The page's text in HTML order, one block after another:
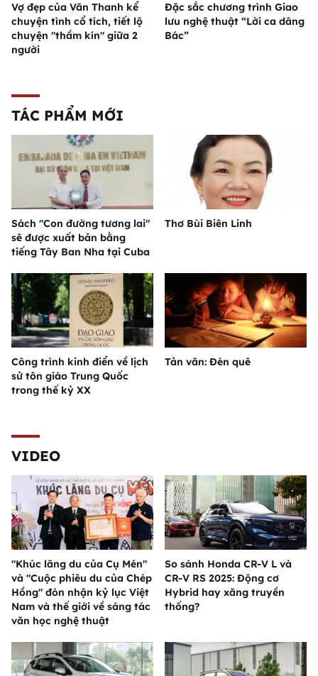
Vợ đẹp của Văn Thanh kể
chuyện tình cổ tích, tiết lộ
chuyện "thầm kín" giữa 2
người
Đặc sắc chương trình Giao
lưu nghệ thuật “Lời ca dâng
Bác”
TÁC PHẨM MỚI
Sách "Con đường tương lai"
sẽ được xuất bản bằng
tiếng Tây Ban Nha tại Cuba
Thơ Bùi Biên Linh
Công trình kinh điển về lịch
sử tôn giáo Trung Quốc
trong thế kỷ XX
Tản văn: Đèn quê
VIDEO
"Khúc lãng du của Cụ Mén"
và "Cuộc phiêu du của Chép
Hồng" đón nhận kỷ lục Việt
Nam và thế giới về sáng tác
văn học nghệ thuật
So sánh Honda CR-V L và
CR-V RS 2025: Động cơ
Hybrid hay xăng truyền
thống?